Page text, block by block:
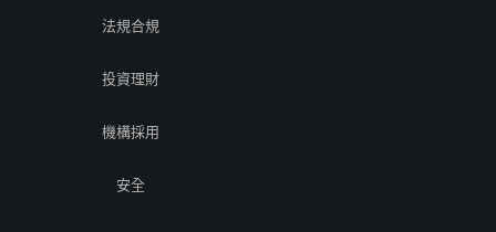
法規合規
投資理財
機構採用
安全